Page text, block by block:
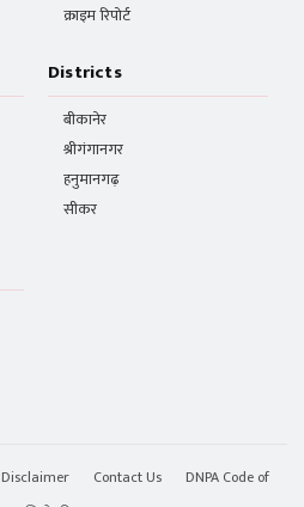
क्राइम रिपोर्ट
Districts
बीकानेर
श्रीगंगानगर
हनुमानगढ़
सीकर
Disclaimer Contact Us
DNPA Code of